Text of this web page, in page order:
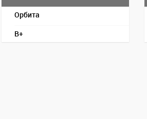
Орбита
B+